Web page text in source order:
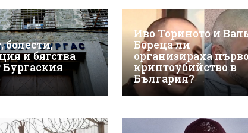
болести,
и бягства
Бургаския
Иво Ториното и
Бореца ли
организираха
криптоубийство в
България?